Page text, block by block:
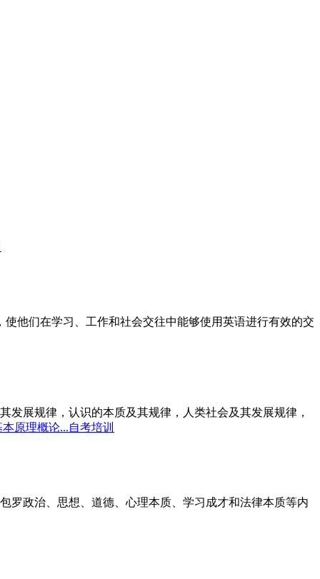
他们在学习、工作和社会交往中能够使用英语进行有效的交
展规律，认识的本质及其规律，人类社会及其发展规律，
原理概论...自考培训
罗政治、思想、道德、心理本质、学习成才和法律本质等内